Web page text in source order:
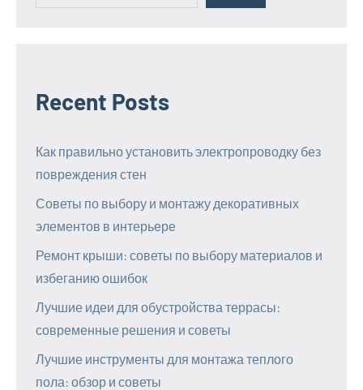
Recent Posts
Как правильно установить электропроводку без
повреждения стен
Советы по выбору и монтажу декоративных
элементов в интерьере
Ремонт крыши: советы по выбору материалов и
избеганию ошибок
Лучшие идеи для обустройства террасы:
современные решения и советы
Лучшие инструменты для монтажа теплого
пола: обзор и советы